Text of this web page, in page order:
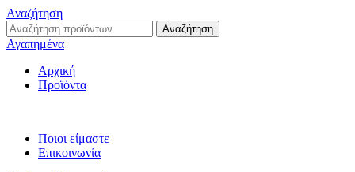
Αναζήτηση
Αναζήτηση
Αγαπημένα
Αρχική
Προϊόντα
Ποιοι είμαστε
Επικοινωνία